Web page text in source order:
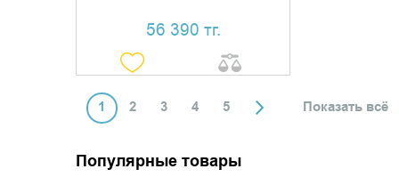
56 390 тг.
1 2 3 4 5 Показать всё
Популярные товары